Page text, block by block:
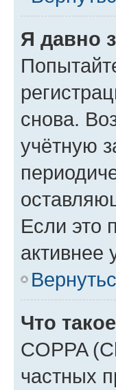
Я давно
снова.
учётную
Если это
активнее
Что
COPPA
частных